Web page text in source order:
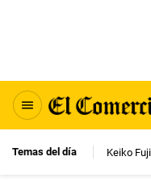
Temas del día Keiko